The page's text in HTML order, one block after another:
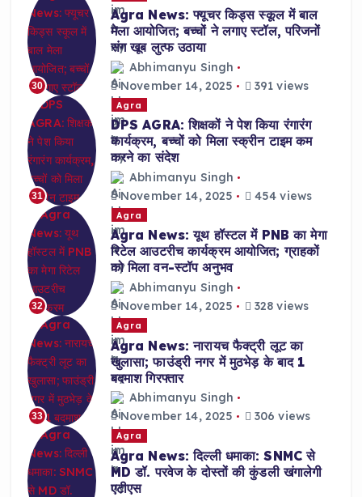
30
Agra News: फ्यूचर किड्स स्कूल में बाल
मेला आयोजित; बच्चों ने लगाए स्टॉल, परिजनों
संग खूब लुत्फ उठाया
Abhimanyu Singh
November 14, 2025
391 views
31
Agra
DPS AGRA: शिक्षकों ने पेश किया रंगारंग
कार्यक्रम, बच्चों को मिला स्क्रीन टाइम कम
करने का संदेश
Abhimanyu Singh
November 14, 2025
454 views
32
Agra
Agra News: यूथ हॉस्टल में PNB का मेगा
रिटेल आउटरीच कार्यक्रम आयोजित; ग्राहकों
को मिला वन-स्टॉप अनुभव
Abhimanyu Singh
November 14, 2025
328 views
33
Agra
Agra News: नारायच फैक्ट्री लूट का
खुलासा; फाउंड्री नगर में मुठभेड़ के बाद 1
बदमाश गिरफ्तार
Abhimanyu Singh
November 14, 2025
306 views
Agra
Agra News: दिल्ली धमाका: SNMC से
MD डॉ. परवेज के दोस्तों की कुंडली खंगालेगी
एटीएस